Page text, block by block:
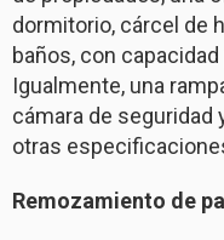
dormitorio, cárcel de
baños, con
Igualmente, una
cámara de seguridad
otras
Remozamiento de